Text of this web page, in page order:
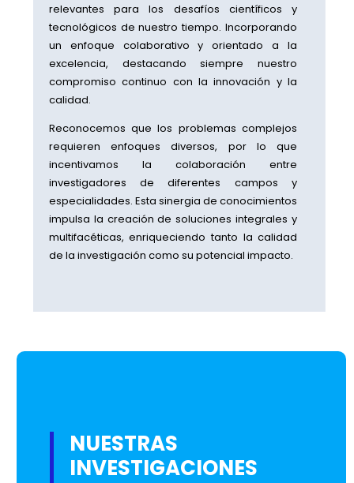
relevantes para los desafíos científicos y
tecnológicos de nuestro tiempo. Incorporando
un enfoque colaborativo y orientado a la
excelencia, destacando siempre nuestro
compromiso continuo con la innovación y la
calidad.
Reconocemos que los problemas complejos
requieren enfoques diversos, por lo que
incentivamos la colaboración entre
investigadores de diferentes campos y
especialidades. Esta sinergia de conocimientos
impulsa la creación de soluciones integrales y
multifacéticas, enriqueciendo tanto la calidad
de la investigación como su potencial impacto.
NUESTRAS
INVESTIGACIONES